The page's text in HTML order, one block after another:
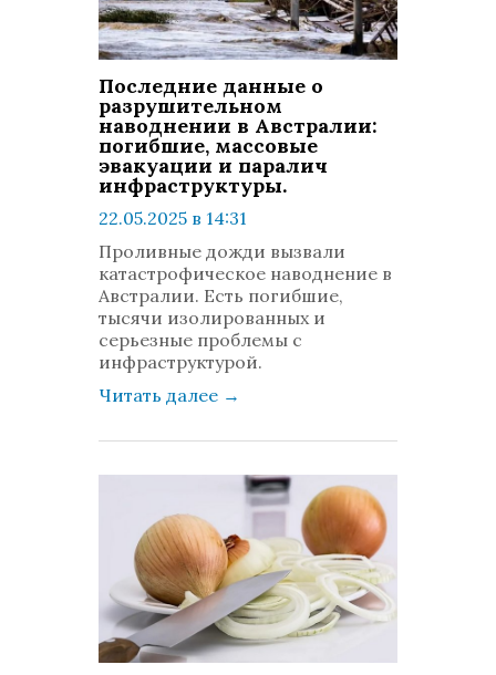
Последние данные о
разрушительном
наводнении в Австралии:
погибшие, массовые
эвакуации и паралич
инфраструктуры.
22.05.2025 в 14:31
комментариев: 0
Проливные дожди вызвали
катастрофическое наводнение в
Австралии. Есть погибшие,
тысячи изолированных и
серьезные проблемы с
инфраструктурой.
Читать далее →